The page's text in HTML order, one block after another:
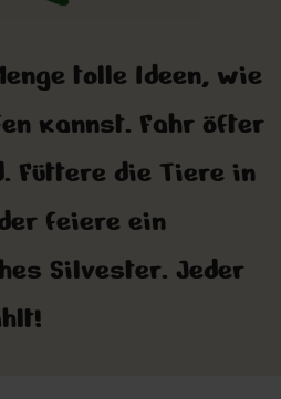
tolle Ideen, wie
kannst. Fahr öfter
Füttere die Tiere in
feiere ein
Silvester. Jeder